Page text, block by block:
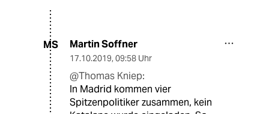
MS Martin Soffner
17.10.2019, 09:58 Uhr
@Thomas Kniep:
In Madrid kommen vier
Spitzenpolitiker zusammen, kein